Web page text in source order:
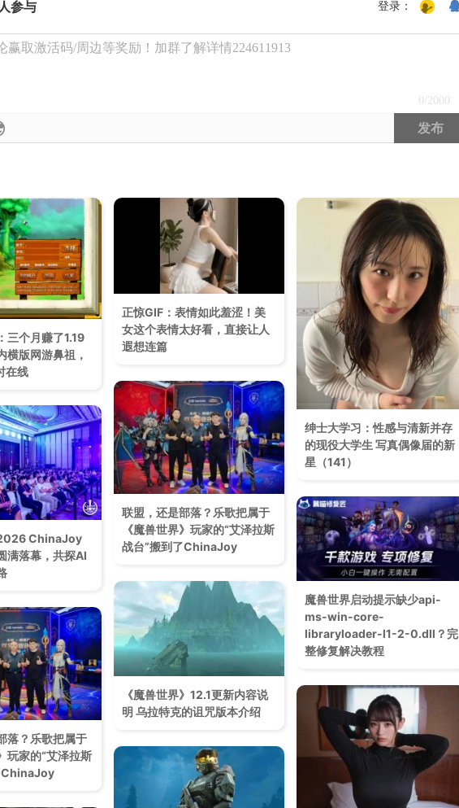
人参与 登录：
赢取激活码/周边等奖励！加群了解详情224611913
0 /2000
发布
三个月赚了1.19
横版网游鼻祖，
在线
正惊GIF：表情如此羞涩！美
女这个表情太好看，直接让人
遐想连篇
绅士大学习：性感与清新并存
的现役大学生 写真偶像届的新
星（141）
联盟，还是部落？乐歌把属于
《魔兽世界》玩家的“艾泽拉斯
战台”搬到了ChinaJoy
ChinaJoy
满落幕，共探AI
魔兽世界启动提示缺少api-
ms-win-core-
libraryloader-l1-2-0.dll？完
整修复解决教程
《魔兽世界》12.1更新内容说
明 乌拉特克的诅咒版本介绍
落？乐歌把属于
玩家的“艾泽拉斯
ChinaJoy